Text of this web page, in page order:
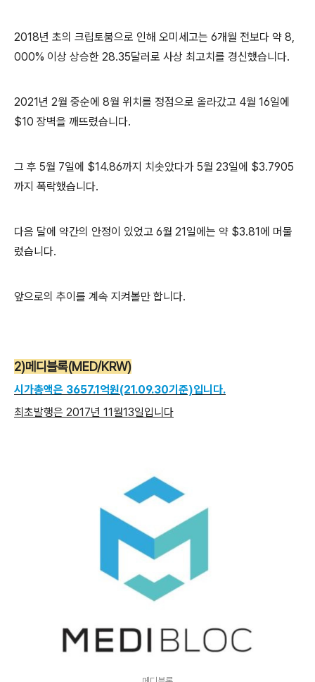
2018년 초의 크립토붐으로 인해 오미세고는 6개월 전보다 약 8,
000% 이상 상승한 28.35달러로 사상 최고치를 경신했습니다.
2021년 2월 중순에 8월 위치를 정점으로 올라갔고 4월 16일에
$10 장벽을 깨뜨렸습니다.
그 후 5월 7일에 $14.86까지 치솟았다가 5월 23일에 $3.7905
까지 폭락했습니다.
다음 달에 약간의 안정이 있었고 6월 21일에는 약 $3.81에 머물
렀습니다.
앞으로의 추이를 계속 지켜볼만 합니다.
2)메디블록(MED/KRW)
시가총액은 3657.1억원(21.09.30기준)입니다.
최초발행은 2017년 11월13일입니다